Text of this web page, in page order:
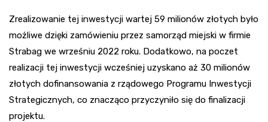
Zrealizowanie tej inwestycji wartej 59 milionów złotych było
możliwe dzięki zamówieniu przez samorząd miejski w firmie
Strabag we wrześniu 2022 roku. Dodatkowo, na poczet
realizacji tej inwestycji wcześniej uzyskano aż 30 milionów
złotych dofinansowania z rządowego Programu Inwestycji
Strategicznych, co znacząco przyczyniło się do finalizacji
projektu.